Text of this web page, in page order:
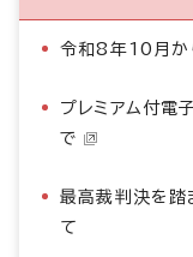
令和8年10月か
プレミアム付電
で
最高裁判決を踏
て